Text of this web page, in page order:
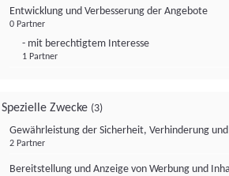
Entwicklung und Verbesserung der Angebote
0 Partner
- mit berechtigtem Interesse
1 Partner
Spezielle Zwecke (3)
Gewährleistung der Sicherheit, Verhinderung
2 Partner
Bereitstellung und Anzeige von Werbung und